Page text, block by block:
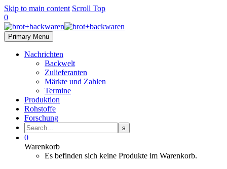
Skip to main content Scroll Top
0
Primary Menu
Nachrichten
Backwelt
Zulieferanten
Märkte und Zahlen
Termine
Produktion
Rohstoffe
Forschung
0
Warenkorb
Es befinden sich keine Produkte im Warenkorb.